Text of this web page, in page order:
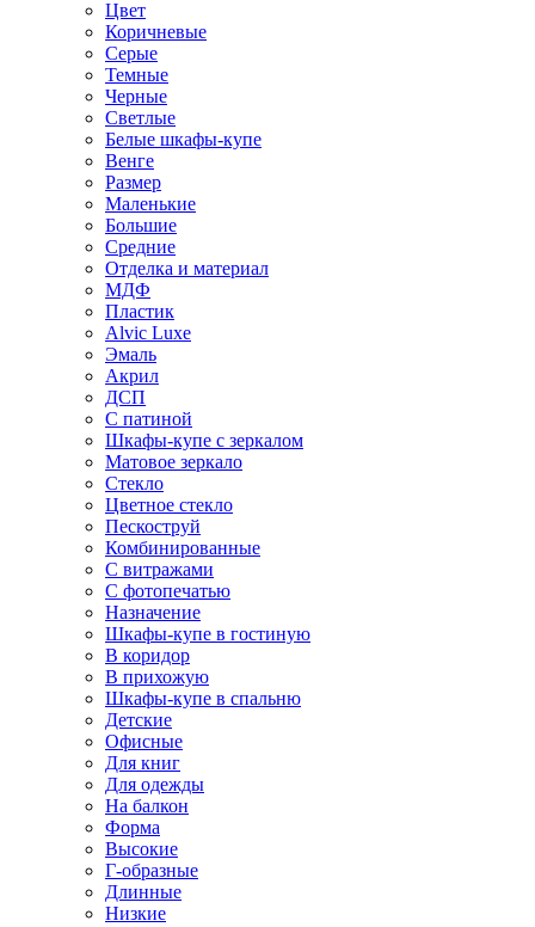
Цвет
Коричневые
Серые
Темные
Черные
Светлые
Белые шкафы-купе
Венге
Размер
Маленькие
Большие
Средние
Отделка и материал
МДФ
Пластик
Alvic Luxe
Эмаль
Акрил
ДСП
С патиной
Шкафы-купе с зеркалом
Матовое зеркало
Стекло
Цветное стекло
Пескоструй
Комбинированные
С витражами
С фотопечатью
Назначение
Шкафы-купе в гостиную
В коридор
В прихожую
Шкафы-купе в спальню
Детские
Офисные
Для книг
Для одежды
На балкон
Форма
Высокие
Г-образные
Длинные
Низкие